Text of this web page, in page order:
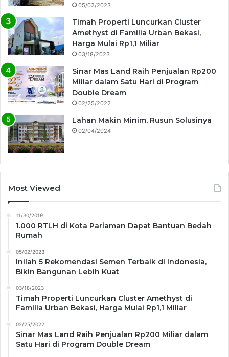
05/02/2023
Timah Properti Luncurkan Cluster
Amethyst di Familia Urban Bekasi,
Harga Mulai Rp1,1 Miliar
03/18/2023
Sinar Mas Land Raih Penjualan Rp200
Miliar dalam Satu Hari di Program
Double Dream
02/25/2022
Lahan Makin Minim, Rusun Solusinya
02/04/2024
Most Viewed
11/30/2019
1.000 RTLH di Kota Pariaman Dapat Bantuan Bedah
Rumah
05/02/2023
Inilah 5 Rekomendasi Semen Terbaik di Indonesia,
Bikin Bangunan Lebih Kuat
03/18/2023
Timah Properti Luncurkan Cluster Amethyst di
Familia Urban Bekasi, Harga Mulai Rp1,1 Miliar
02/25/2022
Sinar Mas Land Raih Penjualan Rp200 Miliar dalam
Satu Hari di Program Double Dream